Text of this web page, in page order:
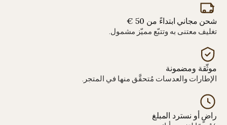
شحن مجاني ابتداءً من 50 €
تغليف معتنى به وتتبّع مميّز مشمول.
موثّقة ومضمونة
الإطارات والعدسات مُتحقَّق منها في المتجر.
راضٍ أو نسترد المبلغ